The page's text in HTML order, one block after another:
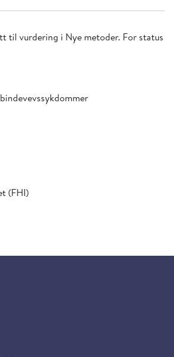
til vurdering i Nye metoder. For status
(FHI)